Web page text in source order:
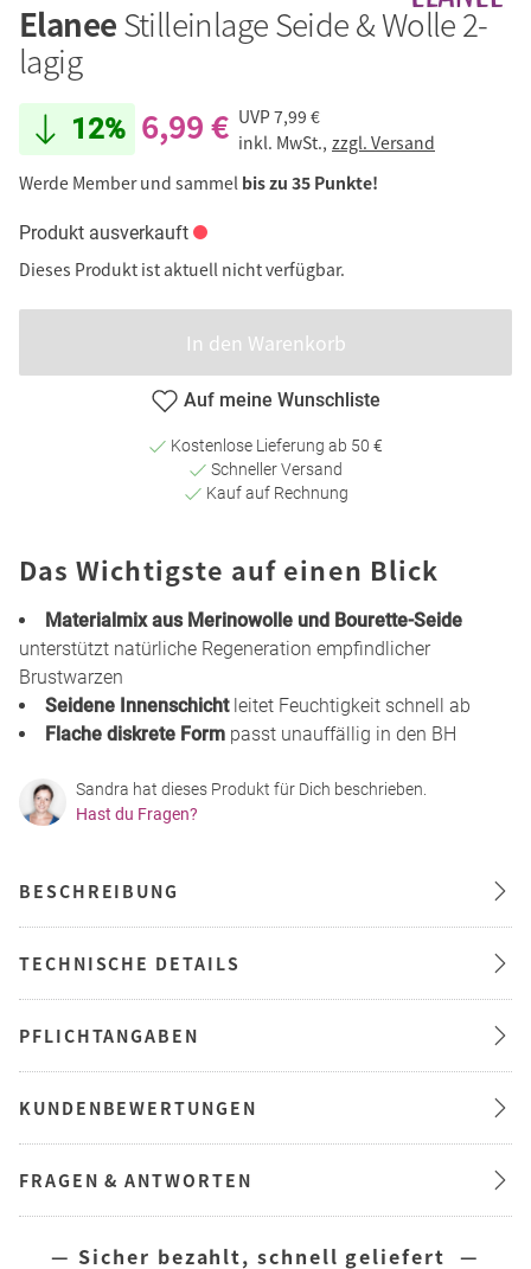
ElaneeStilleinlage Seide & Wolle 2-
lagig
12% 6,99 € UVP7,99 €
inkl. MwSt., zzgl. Versand
Werde Member und sammel bis zu 35 Punkte!
Produkt ausverkauft
Dieses Produkt ist aktuell nicht verfügbar.
In den Warenkorb
Auf meine Wunschliste
Kostenlose Lieferung ab 50 €
Schneller Versand
Kauf auf Rechnung
Das Wichtigste auf einen Blick
Materialmix aus Merinowolle und Bourette-Seide
unterstützt natürliche Regeneration empfindlicher
Brustwarzen
Seidene Innenschichtleitet Feuchtigkeit schnell ab
Flache diskrete Form passt unauffällig in den BH
Sandra hat dieses Produkt für Dich beschrieben.
Hast du Fragen?
BESCHREIBUNG
TECHNISCHE DETAILS
PFLICHTANGABEN
KUNDENBEWERTUNGEN
FRAGEN & ANTWORTEN
— Sicher bezahlt, schnell geliefert —